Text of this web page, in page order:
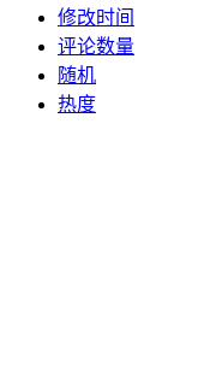
修改时间
评论数量
随机
热度